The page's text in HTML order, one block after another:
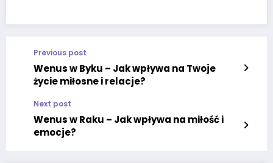
Previous post
Wenus w Byku – Jak wpływa na Twoje
życie miłosne i relacje?
Next post
Wenus w Raku – Jak wpływa na miłość i
emocje?